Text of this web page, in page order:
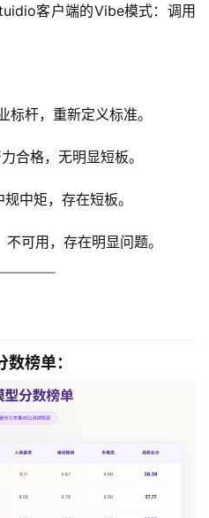
客户端的Vibe模式：调用
标杆，重新定义标准。
合格，无明显短板。
中矩，存在短板。
可用，存在明显问题。
榜单：